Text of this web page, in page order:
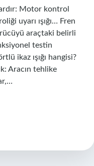
Motor kontrol
uyarı ışığı… Fren
araçtaki belirli
testin
ikaz ışığı hangisi?
Aracın tehlike